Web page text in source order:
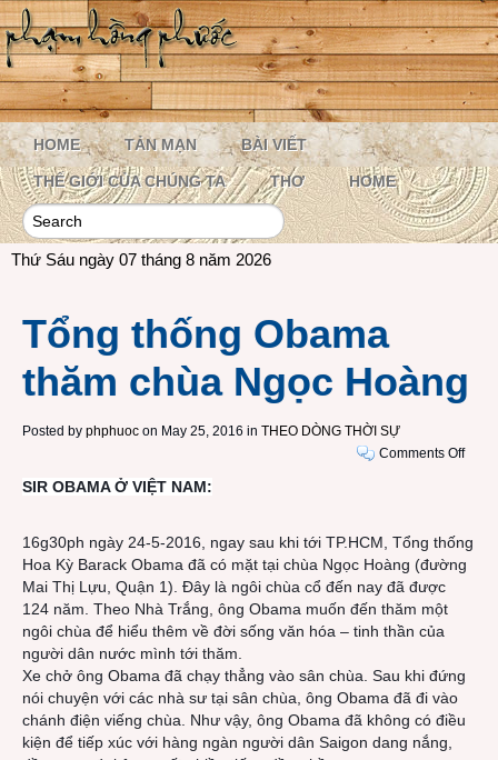
HOME TẢN MẠN BÀI VIẾT
THẾ GIỚI CỦA CHÚNG TA THƠ HOME
Thứ Sáu ngày 07 tháng 8 năm 2026
Tổng thống Obama
thăm chùa Ngọc Hoàng
Posted by phphuoc on May 25, 2016 in THEO DÒNG THỜI SỰ
Comments Offon
thăm
chùa
SIR OBAMA Ở VIỆT NAM:
16g30ph ngày 24-5-2016, ngay sau khi tới TP.HCM, Tổng thống
Hoa Kỳ Barack Obama đã có mặt tại chùa Ngọc Hoàng (đường
Mai Thị Lựu, Quận 1). Đây là ngôi chùa cổ đến nay đã được
124 năm. Theo Nhà Trắng, ông Obama muốn đến thăm một
ngôi chùa để hiểu thêm về đời sống văn hóa – tinh thần của
người dân nước mình tới thăm.
Xe chở ông Obama đã chạy thẳng vào sân chùa. Sau khi đứng
nói chuyện với các nhà sư tại sân chùa, ông Obama đã đi vào
chánh điện viếng chùa. Như vậy, ông Obama đã không có điều
kiện để tiếp xúc với hàng ngàn người dân Saigon dang nắng,